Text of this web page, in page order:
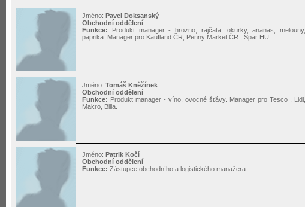
Jméno: Pavel Doksanský
Obchodní oddělení
Funkce: Produkt manager - hrozno, rajčata, okurky, ananas, melouny,
paprika. Manager pro Kaufland ČR, Penny Market ČR , Spar HU .
Jméno: Tomáš Kněžínek
Obchodní oddělení
Funkce: Produkt manager - víno, ovocné šťávy. Manager pro Tesco , Lidl,
Makro, Billa.
Jméno: Patrik Kočí
Obchodní oddělení
Funkce: Zástupce obchodního a logistického manažera